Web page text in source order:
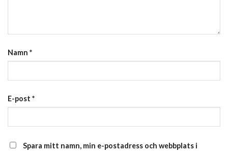
Namn *
E-post *
Spara mitt namn, min e-postadress och webbplats i